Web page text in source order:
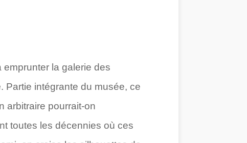
emprunter la galerie des
Partie intégrante du musée, ce
arbitraire pourrait-on
toutes les décennies où ces